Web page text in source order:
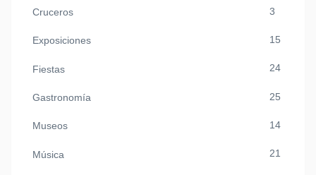
Cruceros 3
Exposiciones 15
Fiestas 24
Gastronomía 25
Museos 14
Música 21